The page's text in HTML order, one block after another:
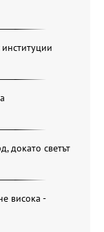
докато светът
висока -